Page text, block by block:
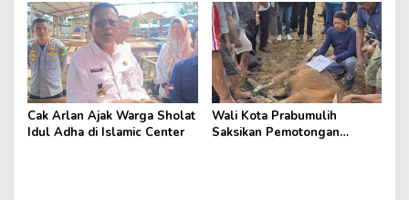
Cak Arlan Ajak Warga Sholat
Idul Adha di Islamic Center
Wali Kota Prabumulih
Saksikan Pemotongan